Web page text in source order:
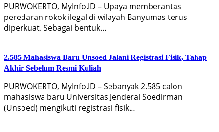
PURWOKERTO, MyInfo.ID – Upaya memberantas
peredaran rokok ilegal di wilayah Banyumas terus
diperkuat. Sebagai bentuk…
2.585 Mahasiswa Baru Unsoed Jalani Registrasi Fisik, Tahap
Akhir Sebelum Resmi Kuliah
PURWOKERTO, MyInfo.ID – Sebanyak 2.585 calon
mahasiswa baru Universitas Jenderal Soedirman
(Unsoed) mengikuti registrasi fisik…